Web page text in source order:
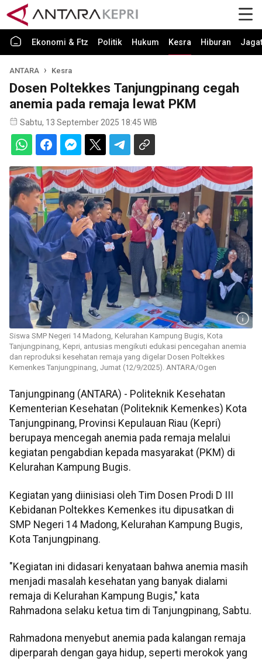
Ekonomi & Ftz Politik Hukum Kesra Hiburan Jagat
ANTARA Kesra
Dosen Poltekkes Tanjungpinang cegah
anemia pada remaja lewat PKM
Sabtu, 13 September 2025 18:45 WIB
Siswa SMP Negeri 14 Madong, Kelurahan Kampung Bugis, Kota
Tanjungpinang, Kepri, antusias mengikuti edukasi pencegahan anemia
dan reproduksi kesehatan remaja yang digelar Dosen Poltekkes
Kemenkes Tanjungpinang, Jumat (12/9/2025). ANTARA/Ogen
Tanjungpinang (ANTARA) - Politeknik Kesehatan
Kementerian Kesehatan (Politeknik Kemenkes) Kota
Tanjungpinang, Provinsi Kepulauan Riau (Kepri)
berupaya mencegah anemia pada remaja melalui
kegiatan pengabdian kepada masyarakat (PKM) di
Kelurahan Kampung Bugis.
Kegiatan yang diinisiasi oleh Tim Dosen Prodi D III
Kebidanan Poltekkes Kemenkes itu dipusatkan di
SMP Negeri 14 Madong, Kelurahan Kampung Bugis,
Kota Tanjungpinang.
"Kegiatan ini didasari kenyataan bahwa anemia masih
menjadi masalah kesehatan yang banyak dialami
remaja di Kelurahan Kampung Bugis," kata
Rahmadona selaku ketua tim di Tanjungpinang, Sabtu.
Rahmadona menyebut anemia pada kalangan remaja
diperparah dengan gaya hidup, seperti merokok yang